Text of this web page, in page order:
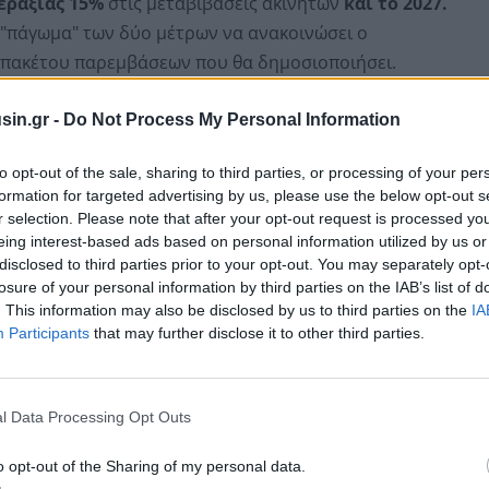
- Do Not Process My Personal Information
opt-out of the sale, sharing to third parties, or processing of your
for targeted advertising by us, please use the below opt-out
selection. Please note that after your opt-out request is processed
interest-based ads based on personal information utilized by us
to third parties prior to your opt-out. You may separately
of your personal information by third parties on the IAB’s list of
This information may also be disclosed by us to third parties on the
Participants that may further disclose it to other third parties.
Data Processing Opt Outs
opt-out of the Sharing of my personal data.
των δύο μέτρων να ανακοινώσει ο
παρεμβάσεων που θα δημοσιοποιήσει.
ακίνητα του κατασκευαστή, από όλεςτις
το 2006 και μετά
ο ίδιος με το σύστημα της αντιπαροχής, μέχρι την